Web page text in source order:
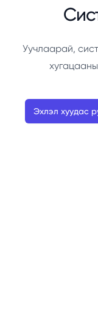
Уучлаарай,
Эхлэл хуудас